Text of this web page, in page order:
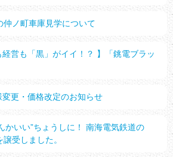
仲ノ町車庫見学について
経営も「黒」がイイ！？ 】「銚電ブラッ
変更・価格改定のお知らせ
かいい”ちょうしに！ 南海電気鉄道の
受しました。